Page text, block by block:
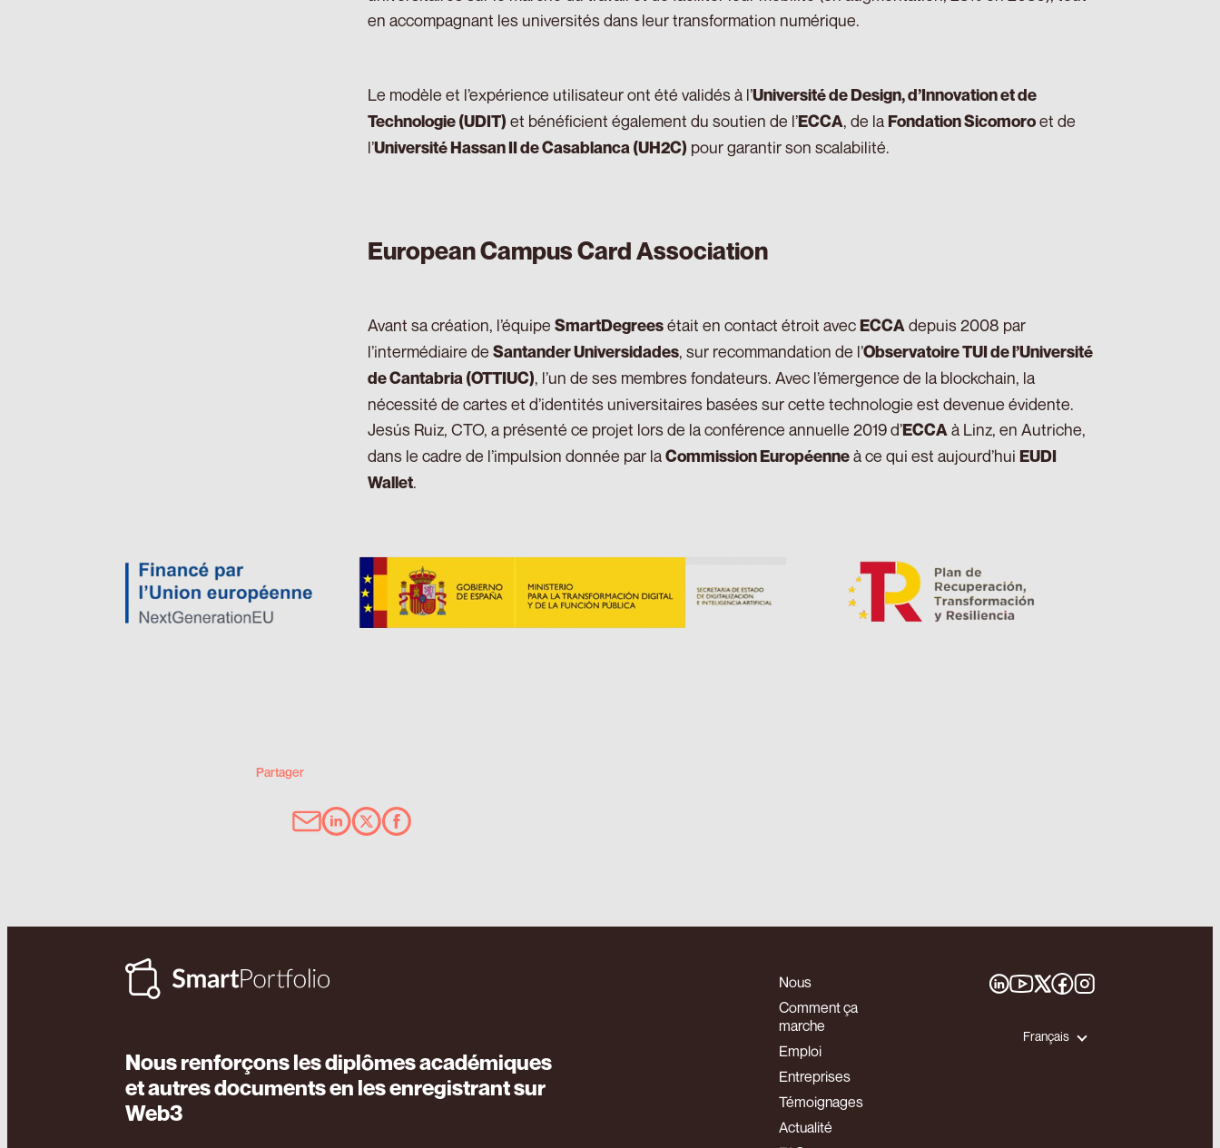
en accompagnant les universités dans leur transformation numérique.
Le modèle et l’expérience utilisateur ont été validés à l’Université de Design, d’Innovation et de
Technologie (UDIT) et bénéficient également du soutien de l’ECCA, de laFondation Sicomoroet de
l’Université Hassan II de Casablanca (UH2C) pour garantir son scalabilité.
European Campus Card Association
Avant sa création, l’équipe SmartDegreesétait en contact étroit avecECCAdepuis 2008 par
l’intermédiaire de Santander Universidades, sur recommandation de l’Observatoire TUI de l’Université
de Cantabria (OTTIUC), l’un de ses membres fondateurs. Avec l’émergence de la blockchain, la
nécessité de cartes et d’identités universitaires basées sur cette technologie est devenue évidente.
Jesús Ruiz, CTO, a présenté ce projet lors de la conférence annuelle 2019 d’ECCAà Linz, en Autriche,
dans le cadre de l’impulsion donnée par laCommission Européenneà ce qui est aujourd’hui EUDI
Wallet.
Partager
Nous renforçons les diplômes académiques
et autres documents en les enregistrant sur
Web3
Nous
Comment ça
marche
Emploi
Entreprises
Témoignages
Actualité
Français